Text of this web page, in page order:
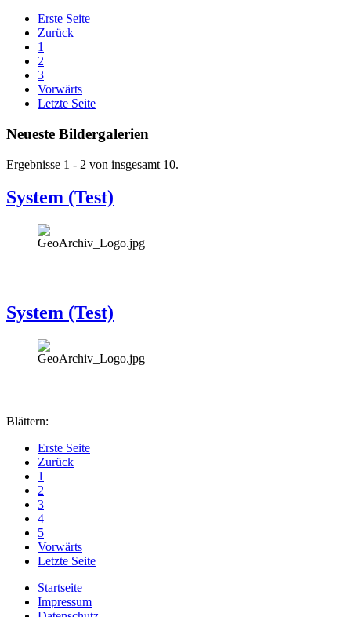
Erste Seite
Zurück
1
2
3
Vorwärts
Letzte Seite
Neueste Bildergalerien
Ergebnisse 1 - 2 von insgesamt 10.
System (Test)
System (Test)
Blättern:
Erste Seite
Zurück
1
2
3
4
5
Vorwärts
Letzte Seite
Startseite
Impressum